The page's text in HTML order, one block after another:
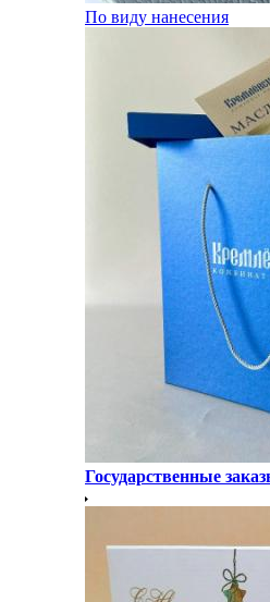
По виду нанесения
Государственные